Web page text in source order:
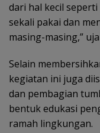
dari hal kecil
sekali pakai dan
masing-masing,”
Selain
kegiatan ini juga
dan pembagian
bentuk edukasi
ramah lingkungan.